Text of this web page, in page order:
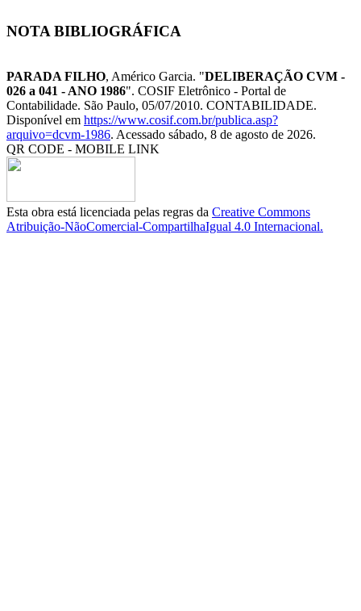
NOTA BIBLIOGRÁFICA
PARADA FILHO, Américo Garcia. "DELIBERAÇÃO CVM -
026 a 041 - ANO 1986". COSIF Eletrônico - Portal de
Contabilidade. São Paulo, 05/07/2010. CONTABILIDADE.
Disponível em https://www.cosif.com.br/publica.asp?
arquivo=dcvm-1986. Acessado sábado, 8 de agosto de 2026.
QR CODE - MOBILE LINK
Esta obra está licenciada pelas regras da Creative Commons
Atribuição-NãoComercial-CompartilhaIgual 4.0 Internacional.